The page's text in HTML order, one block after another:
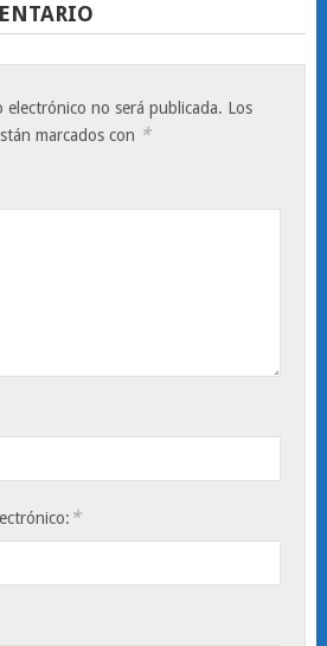
electrónico no será publicada. Los
marcados con *
*